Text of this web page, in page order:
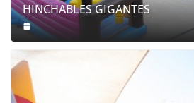
HINCHABLES GIGANTES